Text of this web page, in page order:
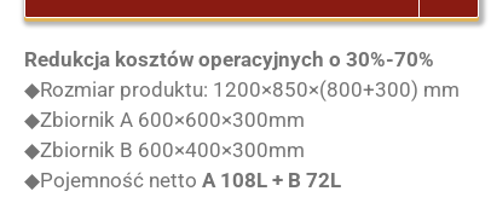
Redukcja kosztów operacyjnych o 30%-70%
◆Rozmiar produktu: 1200×850×(800+300) mm
◆Zbiornik A 600×600×300mm
◆Zbiornik B 600×400×300mm
◆Pojemność nettoA 108L + B 72L